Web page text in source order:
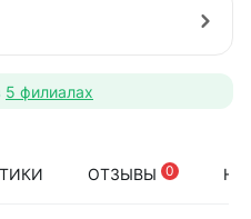
5 филиалах
ОТЗЫВЫ 0